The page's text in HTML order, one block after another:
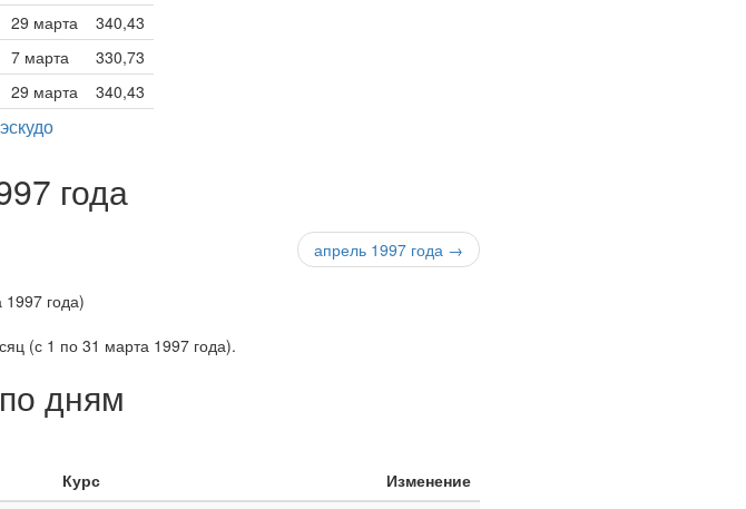
29 марта
340,43
7 марта
330,73
29 марта 340,43
года
апрель 1997 года →
(с 1 по 31 марта 1997 года).
дням
Курс Изменение